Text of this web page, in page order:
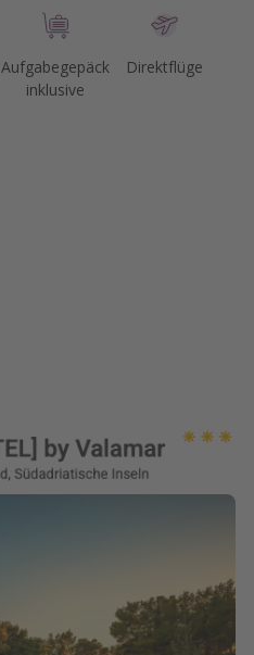
Aufgabegepäck
inklusive
Direktflüge